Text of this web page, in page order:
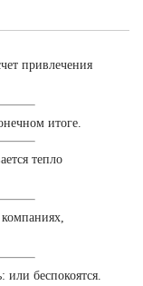
привлечения
итоге.
тепло
беспокоятся.